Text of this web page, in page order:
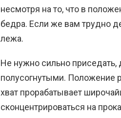
несмотря на то, что в
бедра. Если же вам трудно
лежа.
Не нужно сильно приседать,
полусогнутыми. Положение
хват прорабатывает
сконцентрироваться на